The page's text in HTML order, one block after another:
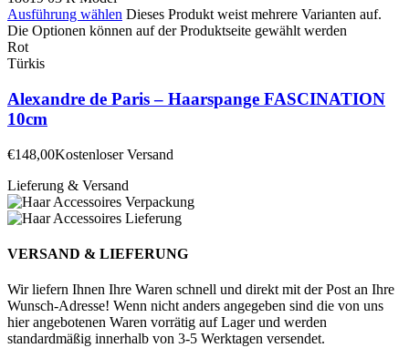
Ausführung wählen Dieses Produkt weist mehrere Varianten auf.
Die Optionen können auf der Produktseite gewählt werden
Rot
Türkis
Alexandre de Paris – Haarspange FASCINATION
10cm
€148,00Kostenloser Versand
Lieferung & Versand
VERSAND & LIEFERUNG
Wir liefern Ihnen Ihre Waren schnell und direkt mit der Post an Ihre
Wunsch-Adresse! Wenn nicht anders angegeben sind die von uns
hier angebotenen Waren vorrätig auf Lager und werden
standardmäßig innerhalb von 3-5 Werktagen versendet.